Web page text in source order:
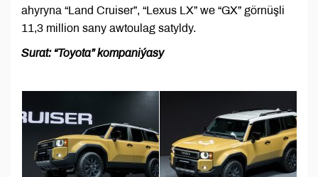
ahyryna “Land Cruiser”, “Lexus LX” we “GX” görnüşli
11,3 million sany awtoulag satyldy.
Surat: “Toyota” kompaniýasy